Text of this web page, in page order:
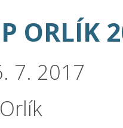
ORLÍK
7. 2017